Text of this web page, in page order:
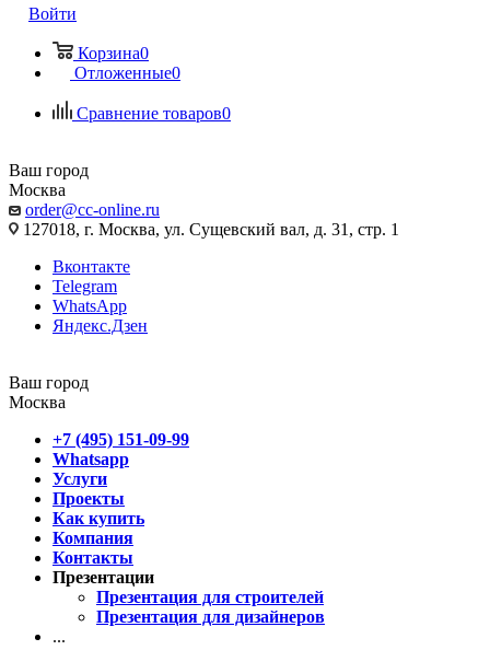
Войти
Корзина0
Отложенные0
Сравнение товаров0
Ваш город
Москва
order@cc-online.ru
127018, г. Москва, ул. Сущевский вал, д. 31, стр. 1
Вконтакте
Telegram
WhatsApp
Яндекс.Дзен
Ваш город
Москва
+7 (495) 151-09-99
Whatsapp
Услуги
Проекты
Как купить
Компания
Контакты
Презентации
Презентация для строителей
Презентация для дизайнеров
...